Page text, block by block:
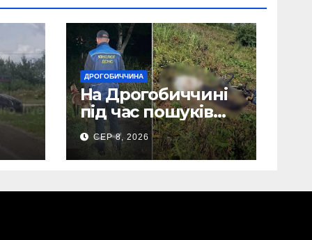
ДРОГОБИЧЧИНА
На Дрогобиччині
під час пошуків
виявили тіло
зниклого чоловіка
(Фото)
СЕР 8, 2026